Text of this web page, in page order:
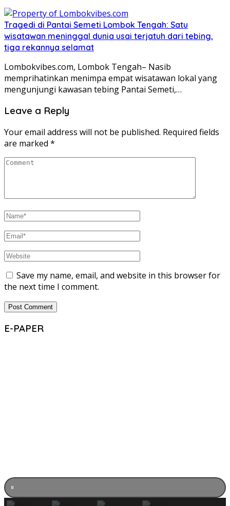
Tragedi di Pantai Semeti Lombok Tengah: Satu
wisatawan meninggal dunia usai terjatuh dari tebing,
tiga rekannya selamat
Lombokvibes.com, Lombok Tengah– Nasib
memprihatinkan menimpa empat wisatawan lokal yang
mengunjungi kawasan tebing Pantai Semeti,…
Leave a Reply
Your email address will not be published. Required fields
are marked *
Save my name, email, and website in this browser for
the next time I comment.
E-PAPER